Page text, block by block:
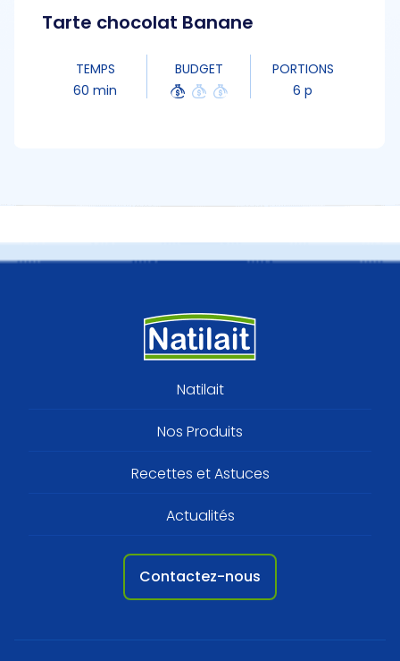
Tarte chocolat Banane
TEMPS
60 min
BUDGET
PORTIONS
6 p
Natilait
Nos Produits
Recettes et Astuces
Actualités
Contactez-nous